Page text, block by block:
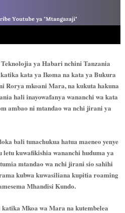
ya Habari nchini Tanzania
kata ya Ikoma na kata ya Bukura
Rorya mkoani Mara, na kukuta hakuna
hali inayowafanya wananchi wa kata
ambao ni mtandao wa nchi jirani ya
bali tunachukua hatua maeneo yenye
kuwafikishia wananchi huduma ya
mtandao wa nchi jirani sio sahihi
kubwa kuwasiliana kupitia roaming
Mhandisi Kundo.
Mkoa wa Mara na kutembelea